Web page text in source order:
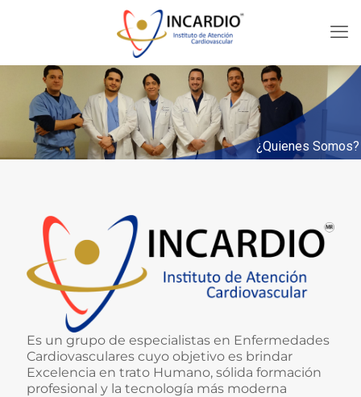
¿Quienes Somos?
Es un grupo de especialistas en Enfermedades
Cardiovasculares cuyo objetivo es brindar
Excelencia en trato Humano, sólida formación
profesional y la tecnología más moderna